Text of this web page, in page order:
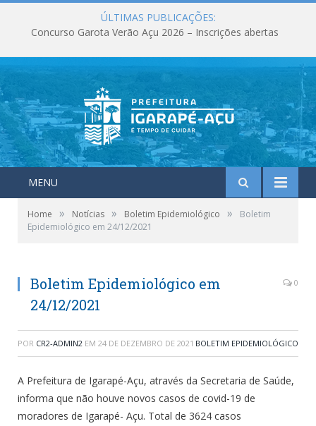
ÚLTIMAS PUBLICAÇÕES:
Concurso Garota Verão Açu 2026 – Inscrições abertas
MENU
Home » Notícias » Boletim Epidemiológico »
Boletim
Epidemiológico em 24/12/2021
Boletim Epidemiológico em
24/12/2021
0
POR CR2-ADMIN2 EM 24 DE DEZEMBRO DE 2021 BOLETIM EPIDEMIOLÓGICO
A Prefeitura de Igarapé-Açu, através da Secretaria de Saúde,
informa que não houve novos casos de covid-19 de
moradores de Igarapé- Açu. Total de 3624 casos